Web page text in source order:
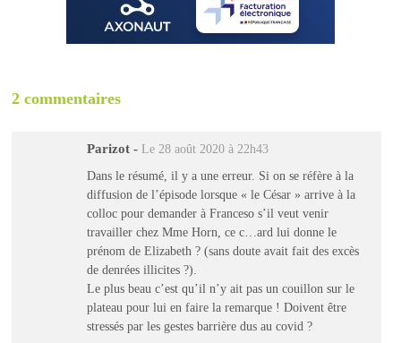
2 commentaires
Parizot - Le 28 août 2020 à 22h43
Dans le résumé, il y a une erreur. Si on se réfère à la
diffusion de l’épisode lorsque « le César » arrive à la
colloc pour demander à Franceso s’il veut venir
travailler chez Mme Horn, ce c…ard lui donne le
prénom de Elizabeth ? (sans doute avait fait des excès
de denrées illicites ?).
Le plus beau c’est qu’il n’y ait pas un couillon sur le
plateau pour lui en faire la remarque ! Doivent être
stressés par les gestes barrière dus au covid ?